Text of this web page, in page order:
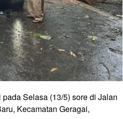
Selasa (13/5) sore di Jalan
Kecamatan Geragai,